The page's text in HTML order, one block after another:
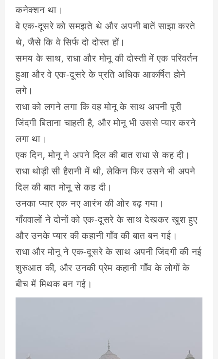
कनेक्शन था।
वे एक-दूसरे को समझते थे और अपनी बातें साझा करते
थे, जैसे कि वे सिर्फ दो दोस्त हों।
समय के साथ, राधा और मोनू की दोस्ती में एक परिवर्तन
हुआ और वे एक-दूसरे के प्रति अधिक आकर्षित होने
लगे।
राधा को लगने लगा कि वह मोनू के साथ अपनी पूरी
जिंदगी बिताना चाहती है, और मोनू भी उससे प्यार करने
लगा था।
एक दिन, मोनू ने अपने दिल की बात राधा से कह दी।
राधा थोड़ी सी हैरानी में थी, लेकिन फिर उसने भी अपने
दिल की बात मोनू से कह दी।
उनका प्यार एक नए आरंभ की ओर बढ़ गया।
गाँववालों ने दोनों को एक-दूसरे के साथ देखकर खुश हुए
और उनके प्यार की कहानी गाँव की बात बन गई।
राधा और मोनू ने एक-दूसरे के साथ अपनी जिंदगी की नई
शुरुआत की, और उनकी प्रेम कहानी गाँव के लोगों के
बीच में मिथक बन गई।